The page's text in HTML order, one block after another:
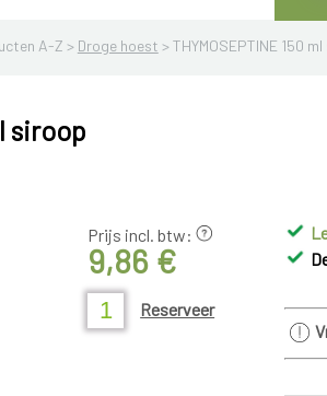
A-Z > Droge hoest >THYMOSEPTINE 150
siroop
Prijs incl. btw:
9,86 €
Reserveer